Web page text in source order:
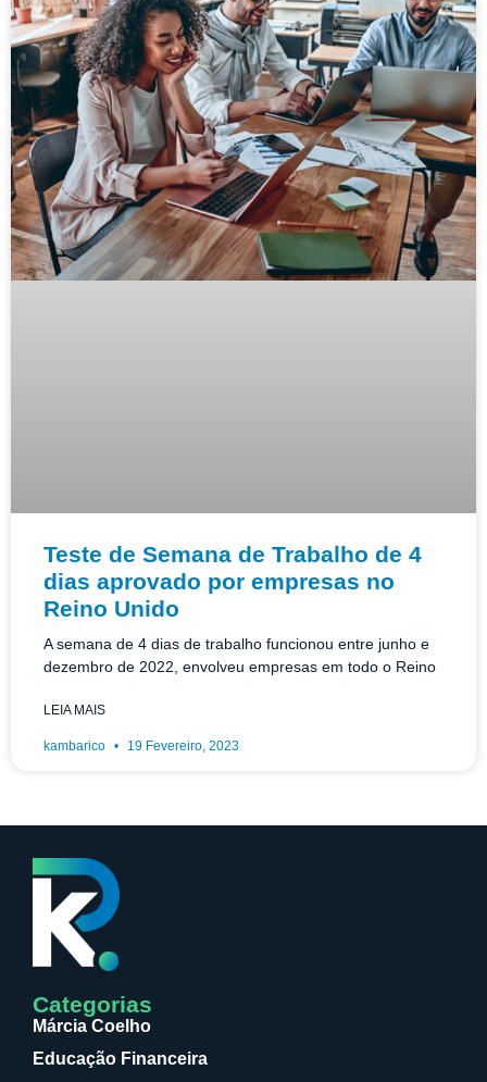
Teste de Semana de Trabalho de 4
dias aprovado por empresas no
Reino Unido
A semana de 4 dias de trabalho funcionou entre junho e
dezembro de 2022, envolveu empresas em todo o Reino
LEIA MAIS
kambarico 19 Fevereiro, 2023
Categorias
Márcia Coelho
Educação Financeira